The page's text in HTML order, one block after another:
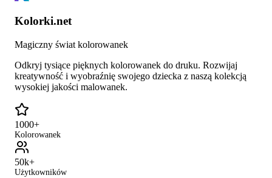
Kolorki.net
Magiczny świat kolorowanek
Odkryj tysiące pięknych kolorowanek do druku. Rozwijaj
kreatywność i wyobraźnię swojego dziecka z naszą kolekcją
wysokiej jakości malowanek.
1000+
Kolorowanek
50k+
Użytkowników